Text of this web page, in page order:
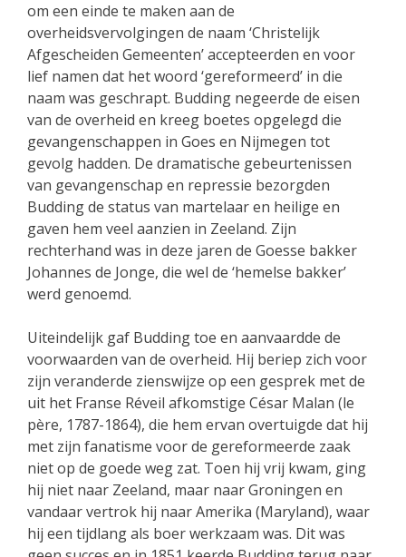
om een einde te maken aan de
overheidsvervolgingen de naam ‘Christelijk
Afgescheiden Gemeenten’ accepteerden en voor
lief namen dat het woord ‘gereformeerd’ in die
naam was geschrapt. Budding negeerde de eisen
van de overheid en kreeg boetes opgelegd die
gevangenschappen in Goes en Nijmegen tot
gevolg hadden. De dramatische gebeurtenissen
van gevangenschap en repressie bezorgden
Budding de status van martelaar en heilige en
gaven hem veel aanzien in Zeeland. Zijn
rechterhand was in deze jaren de Goesse bakker
Johannes de Jonge, die wel de ‘hemelse bakker’
werd genoemd.
Uiteindelijk gaf Budding toe en aanvaardde de
voorwaarden van de overheid. Hij beriep zich voor
zijn veranderde zienswijze op een gesprek met de
uit het Franse Réveil afkomstige César Malan (le
père, 1787-1864), die hem ervan overtuigde dat hij
met zijn fanatisme voor de gereformeerde zaak
niet op de goede weg zat. Toen hij vrij kwam, ging
hij niet naar Zeeland, maar naar Groningen en
vandaar vertrok hij naar Amerika (Maryland), waar
hij een tijdlang als boer werkzaam was. Dit was